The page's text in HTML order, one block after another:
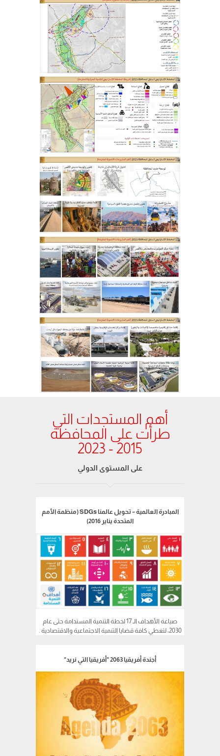
أهم المستجدات التي
طرأت على المحافظة
2015 - 2023
على المستوى الدولي
المبادرة العالمية – تحويل عالمنا SDGs (منظمة الأمم
المتحدة يناير 2016)
صياغة الأهداف الـ 17 لخطة التنمية المستدامة حتى عام
2030، لتغطي كافة قضايا التنمية الاجتماعية والاقتصادية .
أجندة أفريقيا 2063 "أفريقيا التي نريد"